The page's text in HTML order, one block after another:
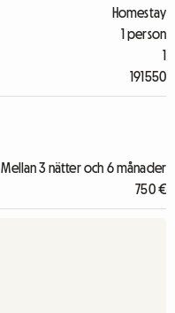
Homestay
1 person
1
191550
Mellan 3 nätter och 6 månader
750 €